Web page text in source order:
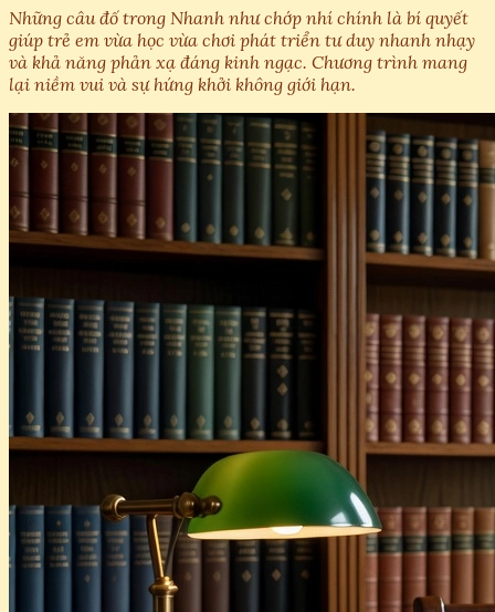
Những câu đố trong Nhanh như chớp nhí chính là bí quyết
giúp trẻ em vừa học vừa chơi phát triển tư duy nhanh nhạy
và khả năng phản xạ đáng kinh ngạc. Chương trình mang
lại niềm vui và sự hứng khởi không giới hạn.